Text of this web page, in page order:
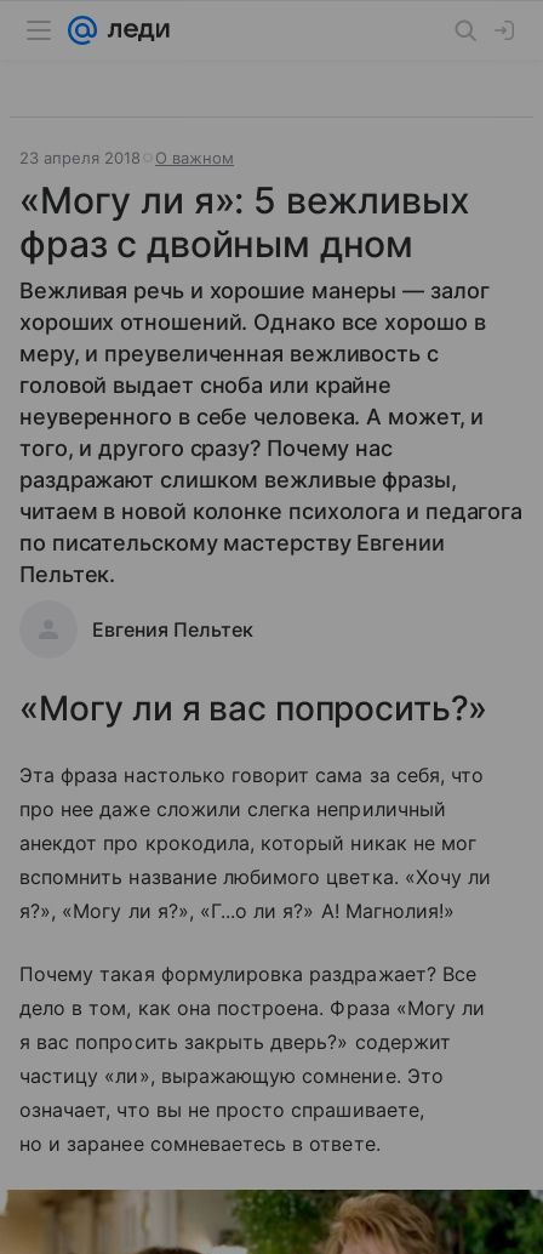
23 апреля 2018 О важном
«Могу ли я»: 5 вежливых
фраз с двойным дном
Вежливая речь и хорошие манеры — залог
хороших отношений. Однако все хорошо в
меру, и преувеличенная вежливость с
головой выдает сноба или крайне
неуверенного в себе человека. А может, и
того, и другого сразу? Почему нас
раздражают слишком вежливые фразы,
читаем в новой колонке психолога и педагога
по писательскому мастерству Евгении
Пельтек.
Евгения Пельтек
«Могу ли я вас попросить?»
Эта фраза настолько говорит сама за себя, что
про нее даже сложили слегка неприличный
анекдот про крокодила, который никак не мог
вспомнить название любимого цветка. «Хочу ли
я?», «Могу ли я?», «Г...о ли я?» А! Магнолия!»
Почему такая формулировка раздражает? Все
дело в том, как она построена. Фраза «Могу ли
я вас попросить закрыть дверь?» содержит
частицу «ли», выражающую сомнение. Это
означает, что вы не просто спрашиваете,
но и заранее сомневаетесь в ответе.